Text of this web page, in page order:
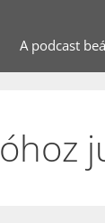
A podcast